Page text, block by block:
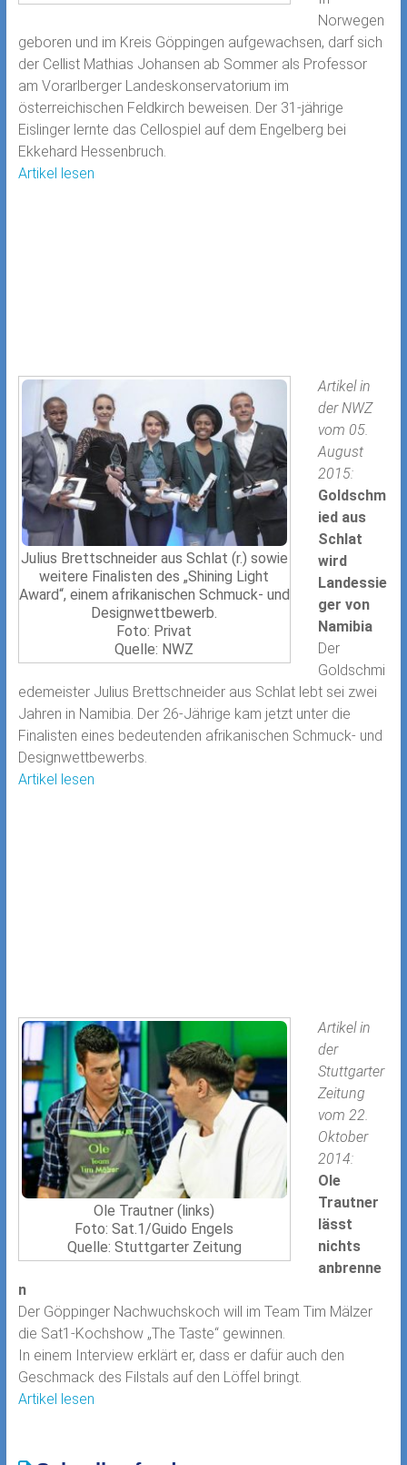
Norwegen
geboren und im Kreis Göppingen aufgewachsen, darf sich
der Cellist Mathias Johansen ab Sommer als Professor
am Vorarlberger Landeskonservatorium im
österreichischen Feldkirch beweisen. Der 31-jährige
Eislinger lernte das Cellospiel auf dem Engelberg bei
Ekkehard Hessenbruch.
Artikel lesen
Julius Brettschneider aus Schlat (r.) sowie
weitere Finalisten des „Shining Light
Award“, einem afrikanischen Schmuck- und
Designwettbewerb.
Foto: Privat
Quelle: NWZ
Artikel in
der NWZ
vom 05.
August
2015:
Goldschm
ied aus
Schlat
wird
Landessie
ger von
Namibia
Der
Goldschmi
edemeister Julius Brettschneider aus Schlat lebt sei zwei
Jahren in Namibia. Der 26-Jährige kam jetzt unter die
Finalisten eines bedeutenden afrikanischen Schmuck- und
Designwettbewerbs.
Artikel lesen
Ole Trautner (links)
Foto: Sat.1/Guido Engels
Quelle: Stuttgarter Zeitung
Artikel in
der
Stuttgarter
Zeitung
vom 22.
Oktober
2014:
Ole
Trautner
lässt
nichts
anbrenne
n
Der Göppinger Nachwuchskoch will im Team Tim Mälzer
die Sat1-Kochshow „The Taste“ gewinnen.
In einem Interview erklärt er, dass er dafür auch den
Geschmack des Filstals auf den Löffel bringt.
Artikel lesen